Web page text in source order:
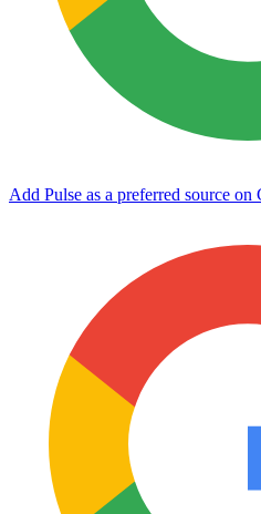
Add Pulse as a preferred source on